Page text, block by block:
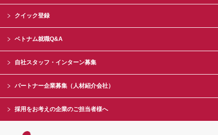
クイック登録
ベトナム就職Q&A
自社スタッフ・インターン募集
パートナー企業募集（人材紹介会社）
採用をお考えの企業のご担当者様へ